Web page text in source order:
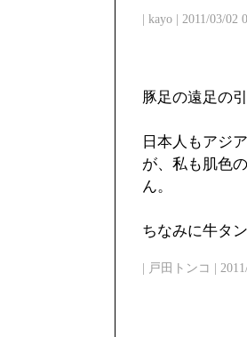
| kayo | 2011/03/02
豚足の遠足の
日本人もアジ
が、私も肌色
ん。
ちなみに牛タ
| 戸田トンコ |